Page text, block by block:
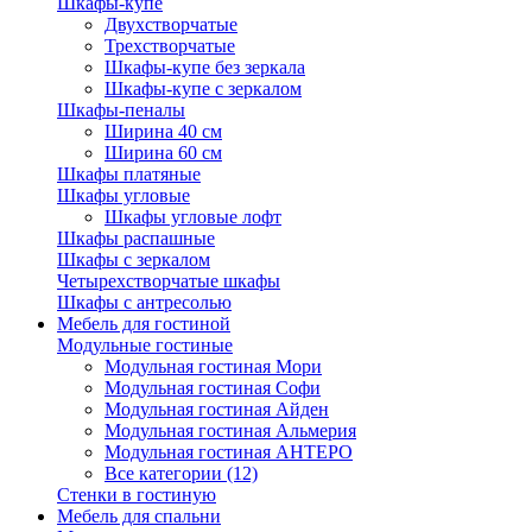
Двухстворчатые
Трехстворчатые
Шкафы-купе без зеркала
Шкафы-купе с зеркалом
Шкафы-пеналы
Ширина 40 см
Ширина 60 см
Шкафы платяные
Шкафы угловые
Шкафы угловые лофт
Шкафы распашные
Шкафы с зеркалом
Четырехстворчатые шкафы
Шкафы с антресолью
Мебель для гостиной
Модульные гостиные
Модульная гостиная Мори
Модульная гостиная Софи
Модульная гостиная Айден
Модульная гостиная Альмерия
Модульная гостиная АНТЕРО
Все категории (12)
Стенки в гостиную
Мебель для спальни